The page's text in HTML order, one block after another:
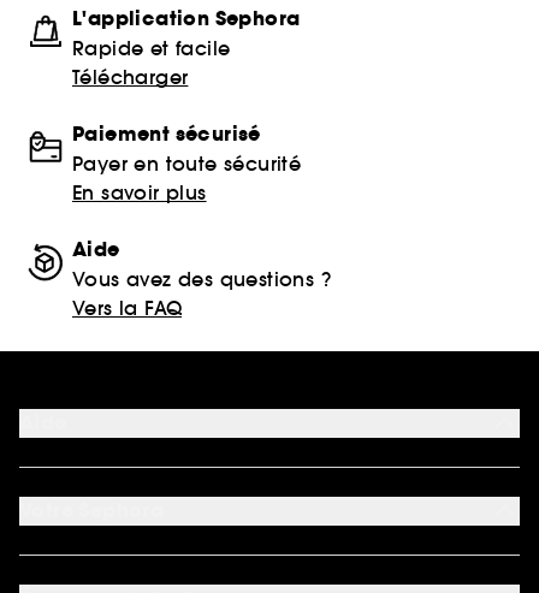
L'application Sephora
Rapide et facile
Télécharger
Paiement sécurisé
Payer en toute sécurité
En savoir plus
Aide
Vous avez des questions ?
Vers la FAQ
FAQ
Nous contacter
Mon compte
Préférence cookies